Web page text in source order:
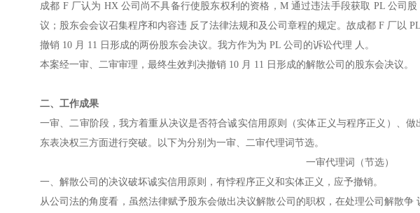
成都 F 厂认为 HX 公司尚不具备行使股东权利的资格，M 通过违法手段获取 PL 公司
议；股东会会议召集程序和内容违 反了法律法规和及公司章程的规定。故成都 F 厂以
撤销 10 月 11 日形成的两份股东会决议。我方作为为 PL 公司的诉讼代理 人。
本案经一审、二审审理，最终生效判决撤销 10 月 11 日形成的解散公司的股东会决议。
二、工作成果
一审、二审阶段，我方着重从决议是否符合诚实信用原则（实体正义与程序正义）、
东表决权三方面进行突破。以下为分别为一审、二审代理词节选。
一审代理词（节选）
一、解散公司的决议破坏诚实信用原则，有悖程序正义和实体正义，应予撤销。
从公司法的角度看，虽然法律赋予股东会做出决议解散公司的职权，在处理公司解散